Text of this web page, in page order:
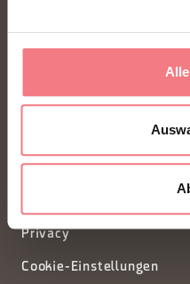
Privacy
Cookie-Einstellungen